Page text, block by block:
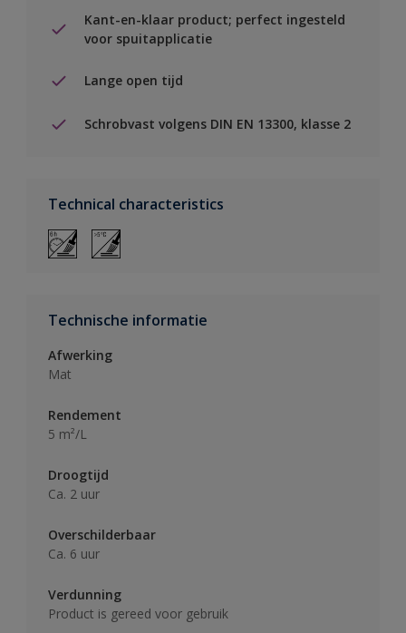
Kant-en-klaar product; perfect ingesteld
voor spuitapplicatie
Lange open tijd
Schrobvast volgens DIN EN 13300, klasse 2
Technical characteristics
Technische informatie
Afwerking
Mat
Rendement
5 m²/L
Droogtijd
Ca. 2 uur
Overschilderbaar
Ca. 6 uur
Verdunning
Product is gereed voor gebruik